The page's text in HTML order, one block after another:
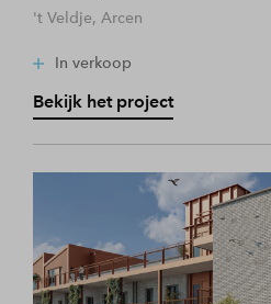
't Veldje, Arcen
In verkoop
Bekijk het project